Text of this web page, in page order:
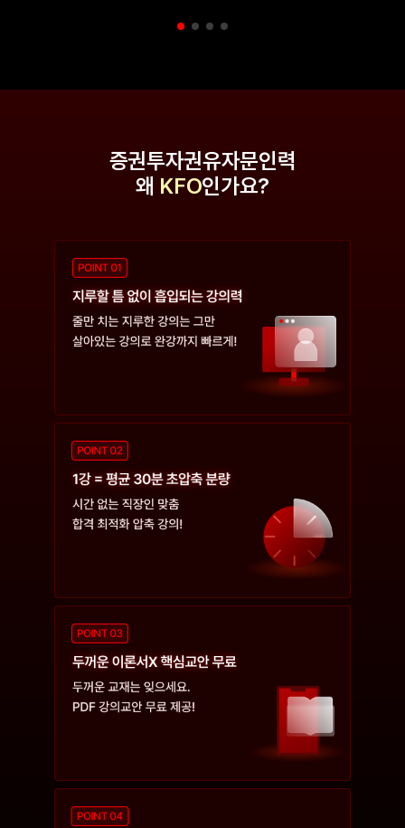
증권투자권유자문인력
왜 KFO인가요?